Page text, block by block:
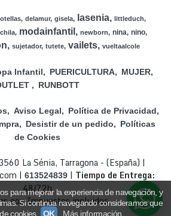
delamur gisela lasenia littleduch
modainfantil newborn nina nino
sujetador tutete vailets vueltaalcole
Infantil PUERICULTURA
MUJER
RUNBOTT
Aviso Legal
Política de Privacidad
Desistir de un pedido
Políticas
de Cookies
La Sénia, Tarragona - (España) |
| 613524839 | Tiempo de Entrega:
48/72h
con Impuestos incluidos
para mejorar la experiencia de navegación, y
Si continúa navegando consideramos que
cookies.
OK Más información